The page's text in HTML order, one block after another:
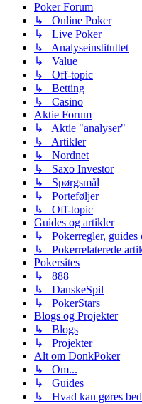
Poker Forum
↳ Online Poker
↳ Live Poker
↳ Analyseinstituttet
↳ Value
↳ Off-topic
↳ Betting
↳ Casino
Aktie Forum
↳ Aktie "analyser"
↳ Artikler
↳ Nordnet
↳ Saxo Investor
↳ Spørgsmål
↳ Porteføljer
↳ Off-topic
Guides og artikler
↳ Pokerregler, guides
↳ Pokerrelaterede
Pokersites
↳ 888
↳ DanskeSpil
↳ PokerStars
Blogs og Projekter
↳ Blogs
↳ Projekter
Alt om DonkPoker
↳ Om...
↳ Guides
↳ Hvad kan gøres